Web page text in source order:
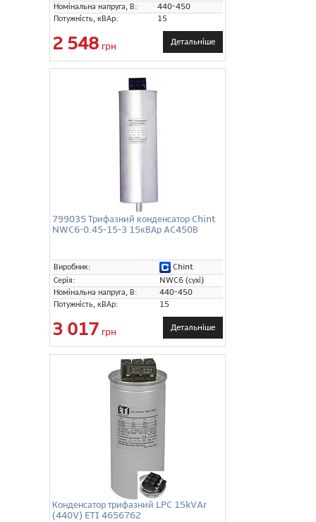
Номінальна напруга, В:
440-450
Потужність, кВАр:
15
2 548 грн Детальніше
799035 Трифазний конденсатор Chint
NWC6-0.45-15-3 15кВАр AC450В
Виробник:
Chint
Серія:
NWC6 (сухі)
Номінальна напруга, В:
440-450
Потужність, кВАр:
15
3 017 грн Детальніше
Конденсатор трифазний LPC 15kVAr
(440V) ETI 4656762